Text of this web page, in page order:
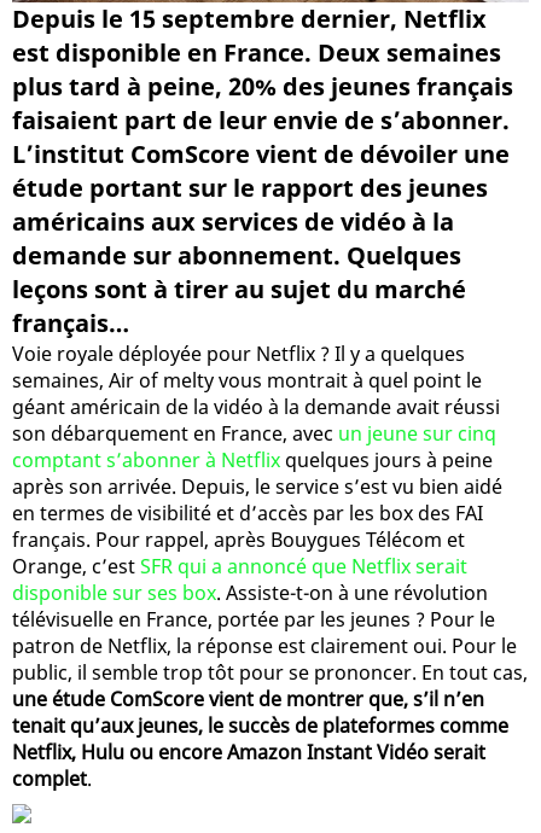
Depuis le 15 septembre dernier, Netflix
est disponible en France. Deux semaines
plus tard à peine, 20% des jeunes français
faisaient part de leur envie de s’abonner.
L’institut ComScore vient de dévoiler une
étude portant sur le rapport des jeunes
américains aux services de vidéo à la
demande sur abonnement. Quelques
leçons sont à tirer au sujet du marché
français…
Voie royale déployée pour Netflix ? Il y a quelques
semaines, Air of melty vous montrait à quel point le
géant américain de la vidéo à la demande avait réussi
son débarquement en France, avec un jeune sur cinq
comptant s’abonner à Netflix quelques jours à peine
après son arrivée. Depuis, le service s’est vu bien aidé
en termes de visibilité et d’accès par les box des FAI
français. Pour rappel, après Bouygues Télécom et
Orange, c’estSFR qui a annoncé que Netflix serait
disponible sur ses box. Assiste-t-on à une révolution
télévisuelle en France, portée par les jeunes ? Pour le
patron de Netflix, la réponse est clairement oui. Pour le
public, il semble trop tôt pour se prononcer. En tout cas,
une étude ComScore vient de montrer que, s’il n’en
tenait qu’aux jeunes, le succès de plateformes comme
Netflix, Hulu ou encore Amazon Instant Vidéo serait
complet.